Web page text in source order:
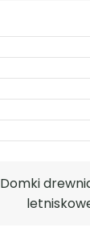
Domki